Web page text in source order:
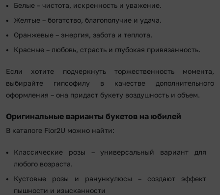
Белые – чистота, искренность и уважение.
Желтые – богатство, благополучие и удача.
Оранжевые – энергия, забота и теплота.
Красные – любовь, страсть и глубокая привязанность.
Если хотите подчеркнуть торжественность момента,
выбирайте гипсофилу в качестве дополнительного
оформления – она придаст букету воздушность и объем.
Оригинальные варианты букетов на юбилей
В каталоге Flor2U можно найти:
Классические розы – универсальный вариант для
любого возраста.
Кустовые розы и ранункулюсы – создают эффект
пышности и изысканности